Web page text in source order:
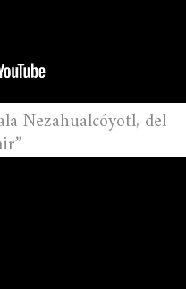
Nezahualcóyotl, del